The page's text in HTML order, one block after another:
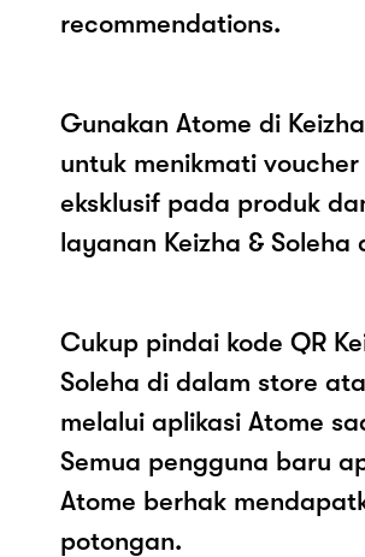
recommendations.
Gunakan Atome di
untuk menikmati voucher
eksklusif pada produk
layanan Keizha & Soleha
Cukup pindai kode QR
Soleha di dalam store
melalui aplikasi Atome
Semua pengguna baru
Atome berhak
potongan.